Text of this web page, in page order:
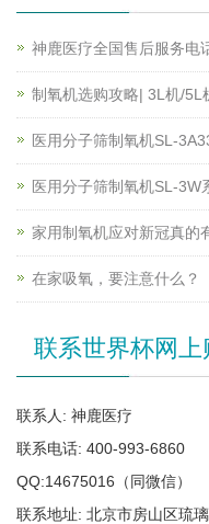
神鹿医疗全国售后服务电
制氧机选购攻略| 3L机/5L
医用分子筛制氧机SL-
医用分子筛制氧机SL-3W
家用制氧机应对新冠真的
在家吸氧，要注意什么？
联系世界杯网
联系人: 神鹿医疗
联系电话: 400-993-6860
QQ:14675016（同微信）
联系地址: 北京市房山区琉